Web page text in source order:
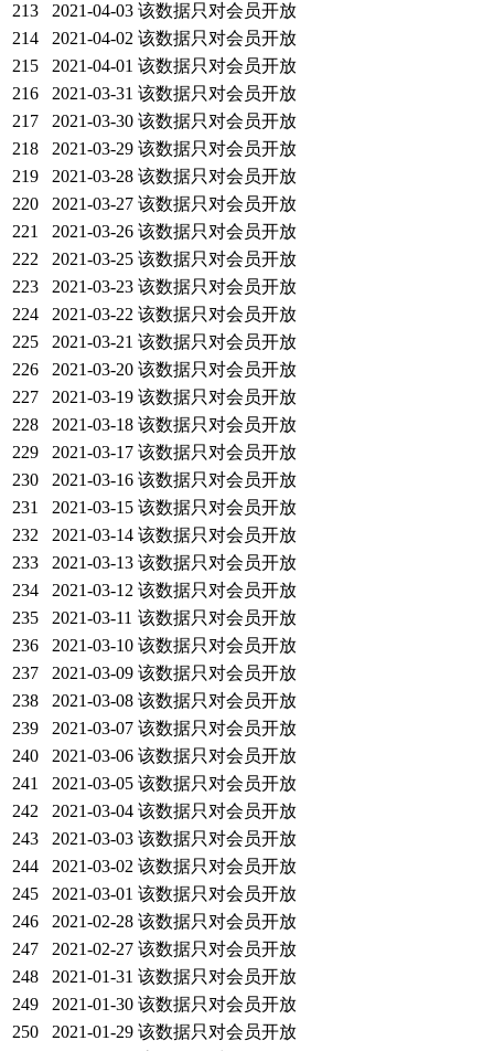
213
2021-04-03 该数据只对会员开放
214
2021-04-02 该数据只对会员开放
215
2021-04-01 该数据只对会员开放
216
2021-03-31 该数据只对会员开放
217
2021-03-30 该数据只对会员开放
218
2021-03-29 该数据只对会员开放
219
2021-03-28 该数据只对会员开放
220
2021-03-27 该数据只对会员开放
221
2021-03-26 该数据只对会员开放
222
2021-03-25 该数据只对会员开放
223
2021-03-23 该数据只对会员开放
224
2021-03-22 该数据只对会员开放
225
2021-03-21 该数据只对会员开放
226
2021-03-20 该数据只对会员开放
227
2021-03-19 该数据只对会员开放
228
2021-03-18 该数据只对会员开放
229
2021-03-17 该数据只对会员开放
230
2021-03-16 该数据只对会员开放
231
2021-03-15 该数据只对会员开放
232
2021-03-14 该数据只对会员开放
233
2021-03-13 该数据只对会员开放
234
2021-03-12 该数据只对会员开放
235
2021-03-11 该数据只对会员开放
236
2021-03-10 该数据只对会员开放
237
2021-03-09 该数据只对会员开放
238
2021-03-08 该数据只对会员开放
239
2021-03-07 该数据只对会员开放
240
2021-03-06 该数据只对会员开放
241
2021-03-05 该数据只对会员开放
242
2021-03-04 该数据只对会员开放
243
2021-03-03 该数据只对会员开放
244
2021-03-02 该数据只对会员开放
245
2021-03-01 该数据只对会员开放
246
2021-02-28 该数据只对会员开放
247
2021-02-27 该数据只对会员开放
248
2021-01-31 该数据只对会员开放
249
2021-01-30 该数据只对会员开放
250
2021-01-29 该数据只对会员开放